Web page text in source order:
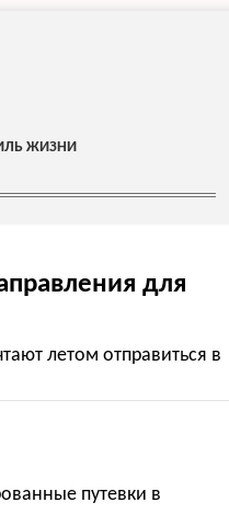
ЖИЗНИ
для
летом отправиться в
путевки в